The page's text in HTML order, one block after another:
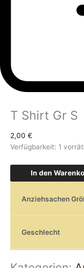
T Shirt Gr S
2,00 €
Verfügbarkeit: 1
In den
Anziehsachen
Geschlecht